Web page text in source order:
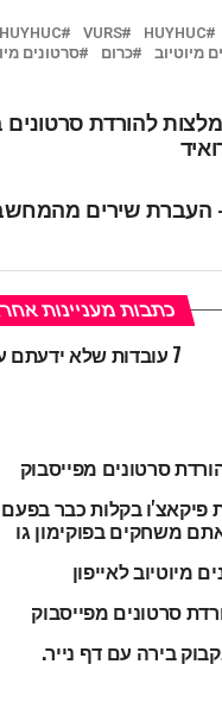
HUYHUC
VURS
מיוטיוב
כרום סרטונים
להורדת סרטונים
כתבות מעניינות
7 עובדות שלא ידעתם על יוטיוב
סרטונים מפייסבוק
פיקאצ'ו בקלות כבר בפעם
משחקים בפוקימון גו
מיוטיוב לאייפון
בירה עם דף נייר.